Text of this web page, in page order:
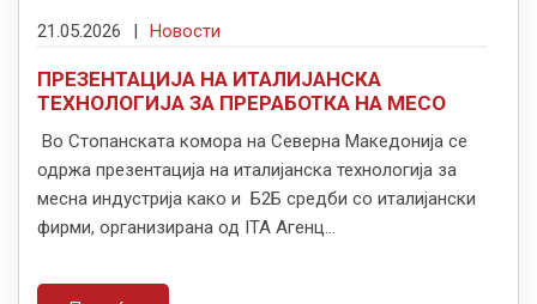
21.05.2026 | Новости
ПРЕЗЕНТАЦИЈА НА ИТАЛИЈАНСКА
ТЕХНОЛОГИЈА ЗА ПРЕРАБОТКА НА МЕСО
Во Стопанската комора на Северна Македонија се
одржа презентација на италијанска технологија за
месна индустрија како и Б2Б средби со италијански
фирми, организирана од ITA Агенц...